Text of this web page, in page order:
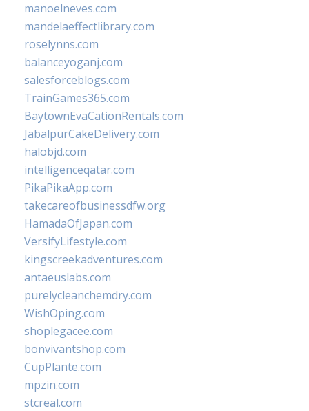
manoelneves.com
mandelaeffectlibrary.com
roselynns.com
balanceyoganj.com
salesforceblogs.com
TrainGames365.com
BaytownEvaCationRentals.com
JabalpurCakeDelivery.com
halobjd.com
intelligenceqatar.com
PikaPikaApp.com
takecareofbusinessdfw.org
HamadaOfJapan.com
VersifyLifestyle.com
kingscreekadventures.com
antaeuslabs.com
purelycleanchemdry.com
WishOping.com
shoplegacee.com
bonvivantshop.com
CupPlante.com
mpzin.com
stcreal.com